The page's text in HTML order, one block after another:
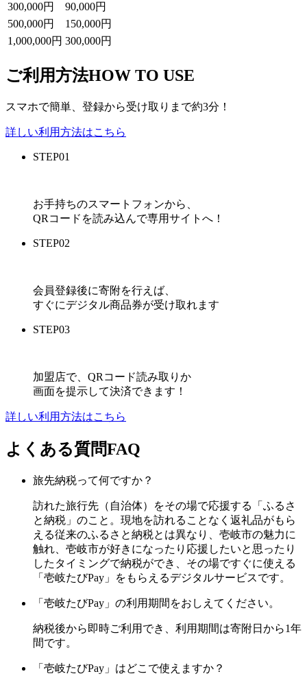
300,000円 90,000円
500,000円 150,000円
1,000,000円 300,000円
ご利用方法HOW TO USE
スマホで簡単、登録から受け取りまで約3分！
詳しい利用方法はこちら
STEP01
お手持ちのスマートフォンから、
QRコードを読み込んで専用サイトへ！
STEP02
会員登録後に寄附を行えば、
すぐにデジタル商品券が受け取れます
STEP03
加盟店で、QRコード読み取りか
画面を提示して決済できます！
詳しい利用方法はこちら
よくある質問FAQ
旅先納税って何ですか？
訪れた旅行先（自治体）をその場で応援する「ふるさ
と納税」のこと。現地を訪れることなく返礼品がもら
える従来のふるさと納税とは異なり、壱岐市の魅力に
触れ、壱岐市が好きになったり応援したいと思ったり
したタイミングで納税ができ、その場ですぐに使える
「壱岐たびPay」をもらえるデジタルサービスです。
「壱岐たびPay」の利用期間をおしえてください。
納税後から即時ご利用でき、利用期間は寄附日から1年
間です。
「壱岐たびPay」はどこで使えますか？